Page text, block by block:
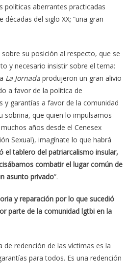
políticas aberrantes practicadas
del siglo XX; “una gran
su posición al respecto, que se
y necesario insistir sobre el tema:
La Jornadaprodujeron un gran alivio
a favor de la política de
y garantías a favor de la comunidad
sobrina, que quien lo impulsamos
años desde el Cenesex
Sexual), imagínate lo que habrá
el tablero del patriarcalismo insular,
combatir el lugar común de
asunto privado”.
y reparación por lo que sucedió
parte de la comunidad lgtbi en la
redención de las víctimas es la
para todos. Es una redención